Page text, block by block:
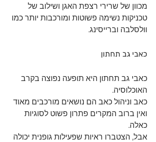
מכוון של שרירי רצפת האגן ושילוב של
טכניקות נשימה פשוטות ומורכבות יותר כמו
וולסלבה וברייסינג.
כאבי גב תחתון
כאבי גב תחתון היא תופעה נפוצה בקרב
האוכלוסיה.
כאב וניהול כאב הם נושאים מורכבים מאוד
ואין ברוב המקרים פתרון פשוט לסוגיות
כאלה.
אבל, הצטברו ראיות שפעילות גופנית יכולה